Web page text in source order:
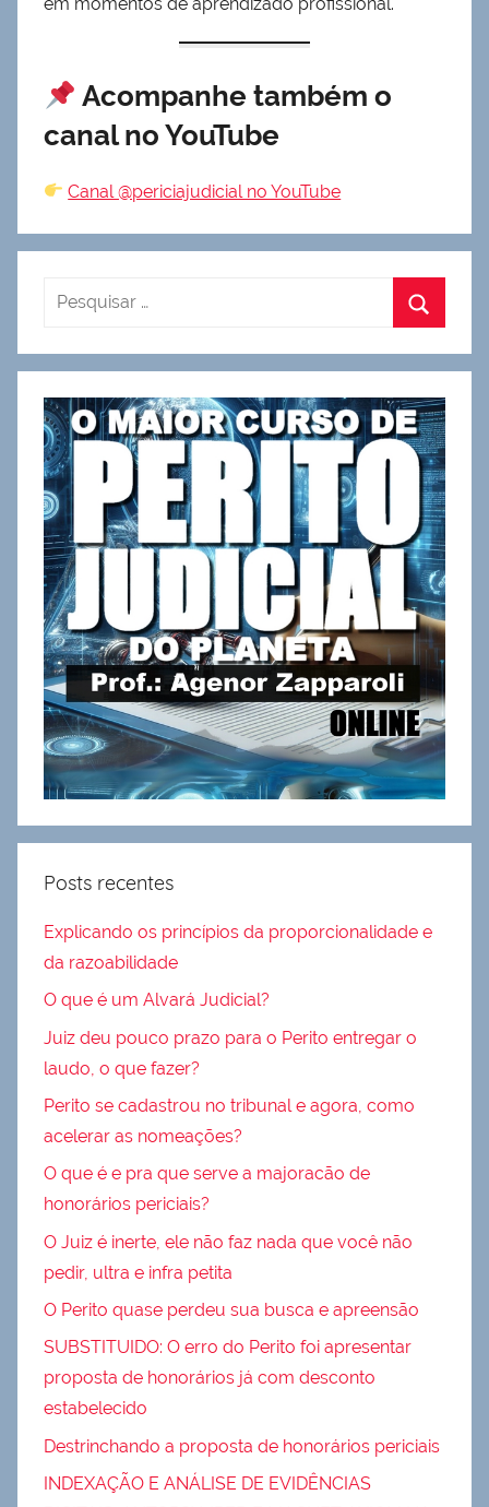
Acompanhe também o
canal no YouTube
Canal @periciajudicial no YouTube
Posts recentes
Explicando os princípios da proporcionalidade e
da razoabilidade
O que é um Alvará Judicial?
Juiz deu pouco prazo para o Perito entregar o
laudo, o que fazer?
Perito se cadastrou no tribunal e agora, como
acelerar as nomeações?
O que é e pra que serve a majoracão de
honorários periciais?
O Juiz é inerte, ele não faz nada que você não
pedir, ultra e infra petita
O Perito quase perdeu sua busca e apreensão
SUBSTITUIDO: O erro do Perito foi apresentar
proposta de honorários já com desconto
estabelecido
Destrinchando a proposta de honorários periciais
INDEXAÇÃO E ANÁLISE DE EVIDÊNCIAS